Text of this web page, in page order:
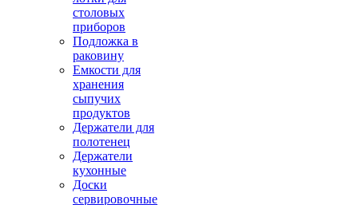
столовых
приборов
Подложка в
раковину
Емкости для
хранения
сыпучих
продуктов
Держатели для
полотенец
Держатели
кухонные
Доски
сервировочные